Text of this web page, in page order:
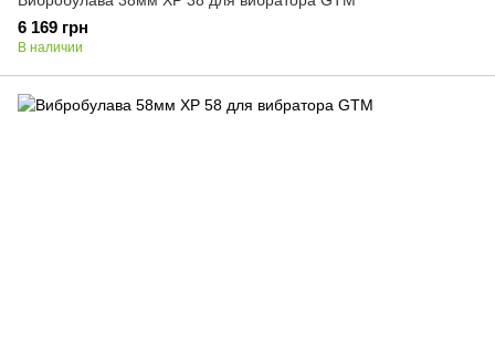
6 169 грн
В наличии